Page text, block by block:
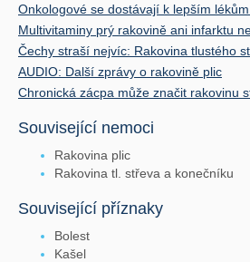
Onkologové se dostávají k lepším
Multivitaminy prý rakovině ani infarktu
Čechy straší nejvíc: Rakovina tlustého
AUDIO: Další zprávy o rakovině plic
Chronická zácpa může značit rakovinu
Související nemoci
Rakovina plic
Rakovina tl. střeva a konečníku
Související příznaky
Bolest
Kašel